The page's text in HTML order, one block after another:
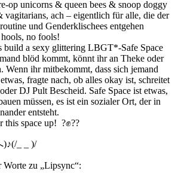
op unicorns & queen bees & snoop doggy
ach – eigentlich für alle, die der
und Genderklischees entgehen
no fools!
build a sexy glittering LBGT*-Safe Space
blöd kommt, könnt ihr an Theke oder
Wenn ihr mitbekommt, dass sich jemand
fragte nach, ob alles okay ist, schreitet
DJ Pult Bescheid. Safe Space ist etwas,
müssen, es ist ein sozialer Ort, der in
entsteht.
this space up! ?✊??
)♪(/_ _ )/
zu „Lipsync“: